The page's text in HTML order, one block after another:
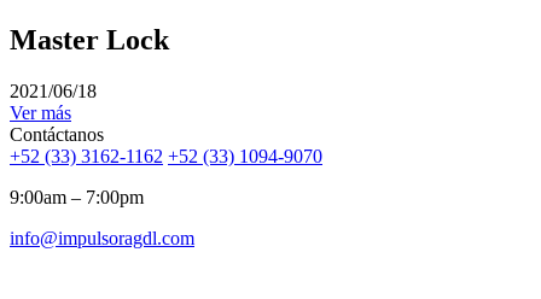
Master Lock
2021/06/18
Ver más
Contáctanos
+52 (33) 3162-1162 +52 (33) 1094-9070
9:00am – 7:00pm
info@impulsoragdl.com